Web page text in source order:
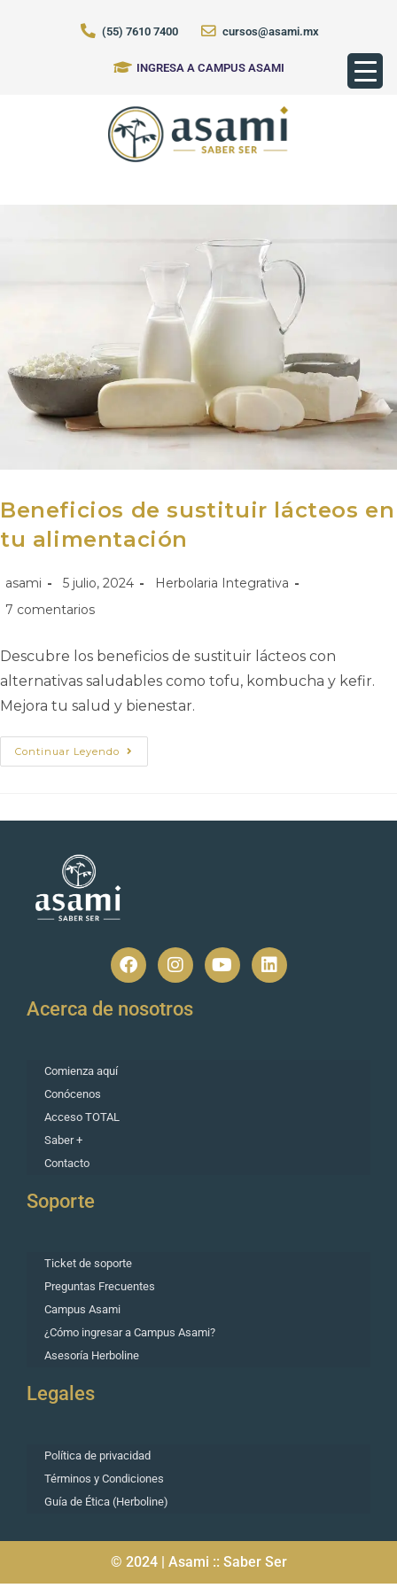
(55) 7610 7400 cursos@asami.mx
INGRESA A CAMPUS ASAMI
Beneficios de sustituir lácteos en
tu alimentación
asami 5 julio, 2024
Herbolaria Integrativa
7 comentarios
Descubre los beneficios de sustituir lácteos con
alternativas saludables como tofu, kombucha y kefir.
Mejora tu salud y bienestar.
Continuar Leyendo
Acerca de nosotros
Comienza aquí
Conócenos
Acceso TOTAL
Saber +
Contacto
Soporte
Ticket de soporte
Preguntas Frecuentes
Campus Asami
¿Cómo ingresar a Campus Asami?
Asesoría Herboline
Legales
Política de privacidad
Términos y Condiciones
Guía de Ética (Herboline)
© 2024 | Asami :: Saber Ser